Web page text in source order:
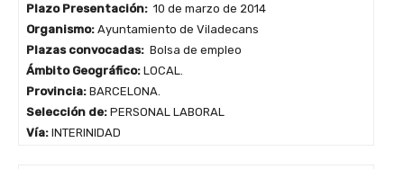
Plazo Presentación: 10 de marzo de 2014
Organismo: Ayuntamiento de Viladecans
Plazas convocadas: Bolsa de empleo
Ámbito Geográfico: LOCAL.
Provincia: BARCELONA.
Selección de: PERSONAL LABORAL
Vía: INTERINIDAD